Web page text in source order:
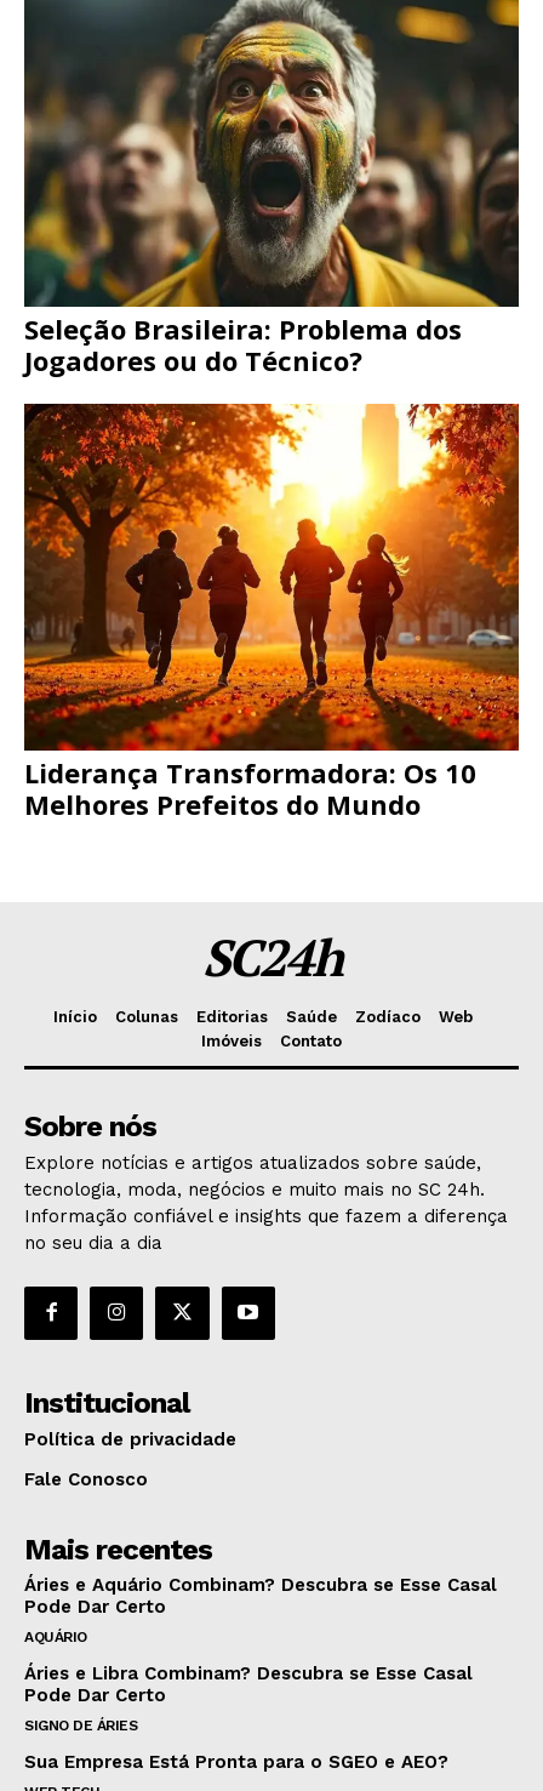
Seleção Brasileira: Problema dos
Jogadores ou do Técnico?
Liderança Transformadora: Os 10
Melhores Prefeitos do Mundo
SC24h
Início Colunas Editorias Saúde Zodíaco
Web
Imóveis
Contato
Sobre nós
Explore notícias e artigos atualizados sobre saúde,
tecnologia, moda, negócios e muito mais no SC 24h.
Informação confiável e insights que fazem a diferença
no seu dia a dia
Institucional
Política de privacidade
Fale Conosco
Mais recentes
Áries e Aquário Combinam? Descubra se Esse Casal
Pode Dar Certo
AQUÁRIO
Áries e Libra Combinam? Descubra se Esse Casal
Pode Dar Certo
SIGNO DE ÁRIES
Sua Empresa Está Pronta para o SGEO e AEO?